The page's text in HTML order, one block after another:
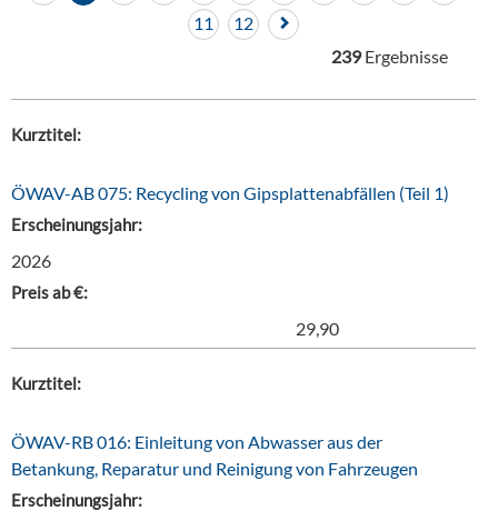
11
12
239Ergebnisse
Kurztitel:
ÖWAV-AB 075: Recycling von Gipsplattenabfällen (Teil 1)
Erscheinungsjahr:
2026
Preis ab €:
29,90
Kurztitel:
ÖWAV-RB 016: Einleitung von Abwasser aus der
Betankung, Reparatur und Reinigung von Fahrzeugen
Erscheinungsjahr: